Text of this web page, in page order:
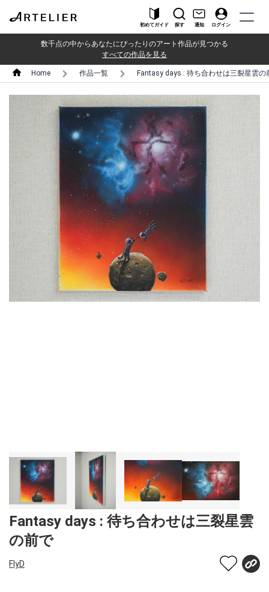
初めてガイド 探す 通知 ログイン
数千点の中からあなたにぴったりのアート作品が見つかる
すべての作品を見る
Home 作品一覧 Fantasy days : 待ち合わせは三裂星雲の
Fantasy days : 待ち合わせは三裂星雲
の前で
FlyD